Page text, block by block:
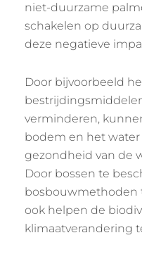
niet-duurzame
schakelen op
deze negatieve
Door bijvoorbeeld
verminderen,
bodem en het
gezondheid van de
Door bossen te
bosbouwmethoden
ook helpen de
klimaatverandering